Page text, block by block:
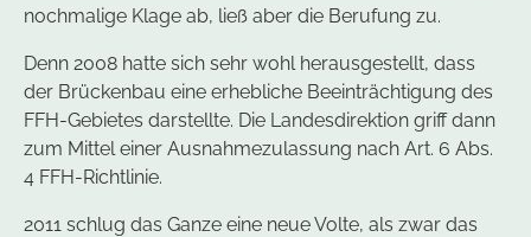
nochmalige Klage ab, ließ aber die Berufung zu.
Denn 2008 hatte sich sehr wohl herausgestellt, dass
der Brückenbau eine erhebliche Beeinträchtigung des
FFH-Gebietes darstellte. Die Landesdirektion griff dann
zum Mittel einer Ausnahmezulassung nach Art. 6 Abs.
4 FFH-Richtlinie.
2011 schlug das Ganze eine neue Volte, als zwar das